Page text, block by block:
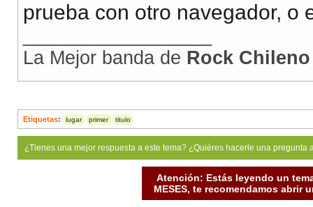
prueba con otro navegador, o
La Mejor banda de Rock Chileno
Etiquetas: lugar primer titulo
¿Tienes una mejor respuesta a este tema? ¿Quiéres hacerle una
Atención: Estás leyendo un
MESES, te recomendamos abrir